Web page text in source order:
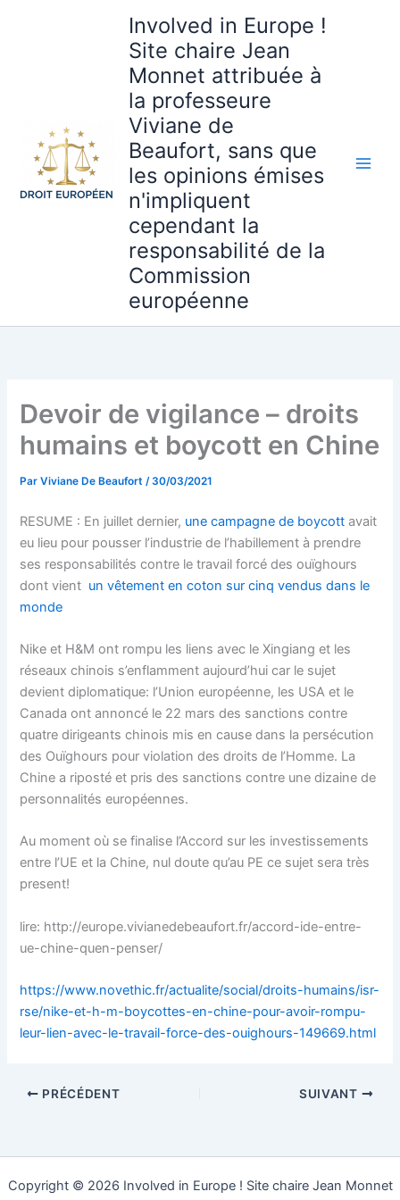
Involved in Europe !
Site chaire Jean
Monnet attribuée à
la professeure
Viviane de
Beaufort, sans que
les opinions émises
n'impliquent
cependant la
responsabilité de la
Commission
européenne
Devoir de vigilance – droits
humains et boycott en Chine
ParViviane De Beaufort/30/03/2021
RESUME : En juillet dernier, une campagne de boycott avait
eu lieu pour pousser l’industrie de l’habillement à prendre
ses responsabilités contre le travail forcé des ouïghours
dont vient un vêtement en coton sur cinq vendus dans le
monde
Nike et H&M ont rompu les liens avec le Xingiang et les
réseaux chinois s’enflamment aujourd’hui car le sujet
devient diplomatique: l’Union européenne, les USA et le
Canada ont annoncé le 22 mars des sanctions contre
quatre dirigeants chinois mis en cause dans la persécution
des Ouïghours pour violation des droits de l’Homme. La
Chine a riposté et pris des sanctions contre une dizaine de
personnalités européennes.
Au moment où se finalise l’Accord sur les investissements
entre l’UE et la Chine, nul doute qu’au PE ce sujet sera très
present!
lire: http://europe.vivianedebeaufort.fr/accord-ide-entre-
ue-chine-quen-penser/
https://www.novethic.fr/actualite/social/droits-humains/isr-
rse/nike-et-h-m-boycottes-en-chine-pour-avoir-rompu-
leur-lien-avec-le-travail-force-des-ouighours-149669.html
PRÉCÉDENT SUIVANT
Copyright © 2026 Involved in Europe ! Site chaire Jean Monnet